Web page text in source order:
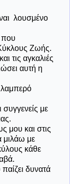
λουσμένο
που
Ζωής.
τις αγκαλιές
αυτή η
λαμπερό
συγγενείς με
μου και στις
μιλάω με
κάθε
δυνατά